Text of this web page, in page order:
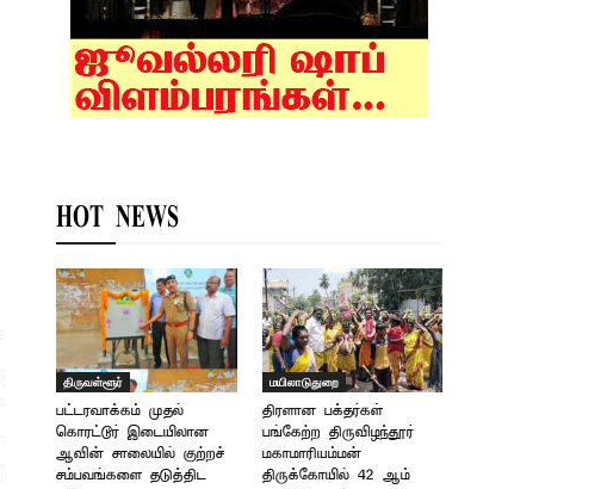
HOT NEWS
திருவள்ளூர்
பட்டரவாக்கம் முதல்
கொரட்டூர் இடையிலான
ஆவின் சாலையில் குற்றச்
சம்பவங்களை தடுத்திட
மயிலாடுதுறை
திரளான பக்தர்கள்
பங்கேற்ற திருவிழந்தூர்
மகாமாரியம்மன்
திருக்கோயில் 42 ஆம்